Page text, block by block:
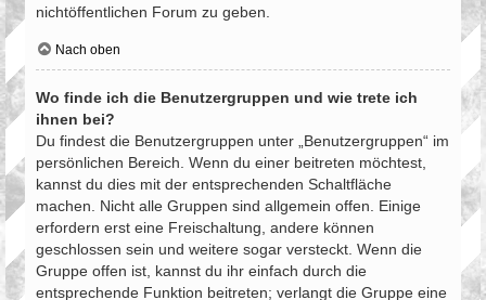
nichtöffentlichen Forum zu geben.
Nach oben
Wo finde ich die Benutzergruppen und wie trete ich
ihnen bei?
Du findest die Benutzergruppen unter „Benutzergruppen“ im
persönlichen Bereich. Wenn du einer beitreten möchtest,
kannst du dies mit der entsprechenden Schaltfläche
machen. Nicht alle Gruppen sind allgemein offen. Einige
erfordern erst eine Freischaltung, andere können
geschlossen sein und weitere sogar versteckt. Wenn die
Gruppe offen ist, kannst du ihr einfach durch die
entsprechende Funktion beitreten; verlangt die Gruppe eine